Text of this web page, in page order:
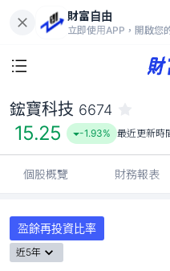
財富自由
立即使用APP，開啟您
15.25
鋐寶科技 6674
15.25 -1.93% 最近更新時
個股概覽 財務報表
盈餘再投資比率
近5年